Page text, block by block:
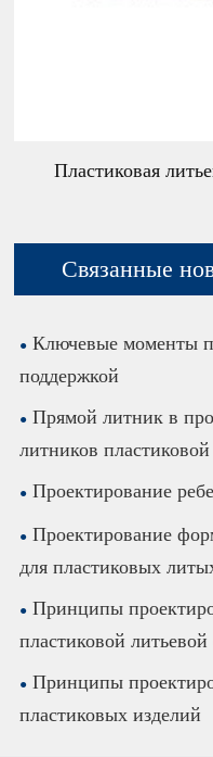
Пластиковая
Связанные
Ключевые моменты
поддержкой
Прямой литник в
литников
Проектирование
Проектирование
для пластиковых
Принципы
пластиковой
Принципы
пластиковых изделий